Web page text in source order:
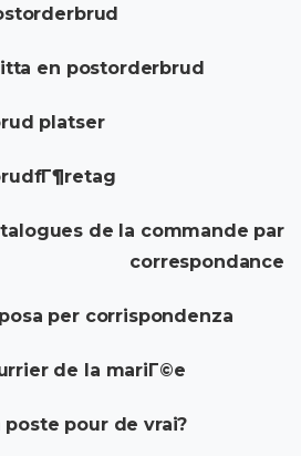
en postorderbrud
platser
de la commande par
correspondance
per corrispondenza
de la mariГ©e
pour de vrai?